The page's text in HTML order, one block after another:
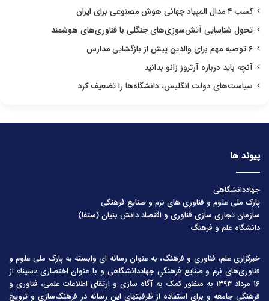
کسب ۴ مدال المپیاد جهانی هوش مصنوعی برای ایران
تحول شناسایی آتش‌سوزی‌های جنگلی با فناوری‌های هوشمند
۶ توصیه مهم برای والدین پیش از بازگشایی مدارس
آنچه باید درباره آرتروز زانو بدانید
سیاست‌های دولت انگلیس، دانشگاه‌ها را تضعیف کرد
پیوند ها
جهاددانشگاهی
پارک ملی علوم و فناوری های نرم و صنایع فرهنگی
سازمان تجاری سازی فناوری و اقتصاد دانش بنیان (ستفا)
دانشگاه علم و فرهنگ
خبرگزاری علم، فناوری و فرهنگ، به عنوان رسانه ای وابسته به پارک ملی علوم و
فناوری‌های نرم و صنایع فرهنگیِ جهاددانشگاهی و با عنوان اختصاری «سینا» از
۱۶ مرداد ۱۳۹۳ به منظور کمک به آگاه سازی و ارتقای اطلاعات علمی، فناوری و
فرهنگی جامعه و برای استفاده از ظرفیتهای این رسانه در فرهنگ‌سازی و ترویج